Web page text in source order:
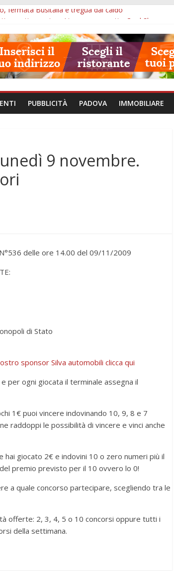
fermata Busitalia e tregua dal caldo
euro per Comuni e Polizie locali
su strade, stazioni e treni
euro per l’abbonamento annuale
PUBBLICITÀ PADOVA IMMOBILIARE
9 novembre.
delle ore 14.00 del 09/11/2009
di Stato
sponsor Silva automobili clicca qui
per ogni giocata il terminale assegna il
1€ puoi vincere indovinando 10, 9, 8 e 7
raddoppi le possibilità di vincere e vinci anche
giocato 2€ e indovini 10 o zero numeri più il
premio previsto per il 10 ovvero lo 0!
a quale concorso partecipare, scegliendo tra le
offerte: 2, 3, 4, 5 o 10 concorsi oppure tutti i
della settimana.